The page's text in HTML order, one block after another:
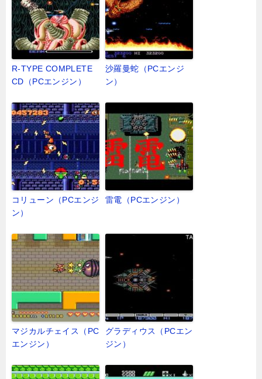
R-TYPE COMPLETE
CD（PCエンジン）
沙羅曼蛇（PCエンジ
ン）
コリューン（PCエンジ
ン）
雷電（PCエンジン）
マジカルチェイス（PC
エンジン）
グラディウス（PCエン
ジン）